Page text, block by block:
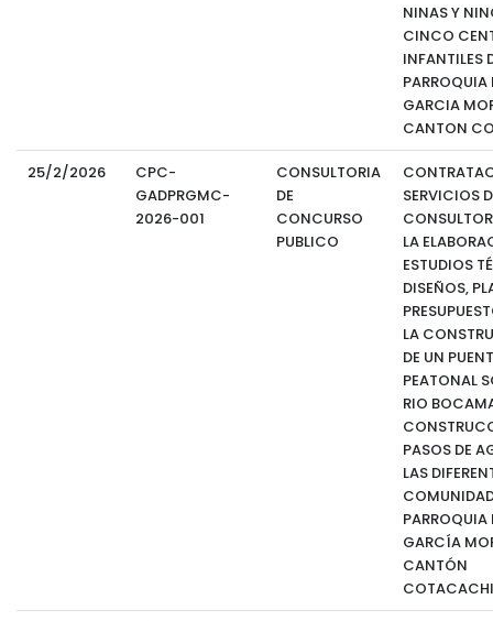
NINAS Y
CINCO
INFANTILES
PARROQUIA
GARCIA
CANTON
25/2/2026
CPC-
GADPRGMC-
2026-001
CONSULTORIA
DE
CONCURSO
PUBLICO
SERVICIOS
LA
ESTUDIOS
DISEÑOS,
LA
DE UN
PEATONAL
RIO
PASOS DE
LAS
PARROQUIA
GARCÍA
CANTÓN